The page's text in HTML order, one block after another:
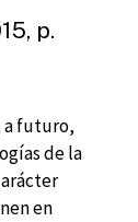
p.
a futuro,
de la
en